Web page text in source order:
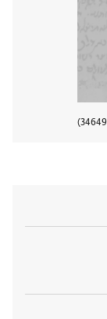
34649